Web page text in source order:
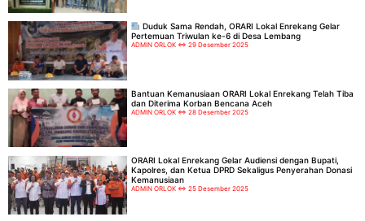
Duduk Sama Rendah, ORARI Lokal Enrekang Gelar
Pertemuan Triwulan ke-6 di Desa Lembang
ADMIN ORLOK 29 Desember 2025
Bantuan Kemanusiaan ORARI Lokal Enrekang Telah Tiba
dan Diterima Korban Bencana Aceh
ADMIN ORLOK 28 Desember 2025
ORARI Lokal Enrekang Gelar Audiensi dengan Bupati,
Kapolres, dan Ketua DPRD Sekaligus Penyerahan Donasi
Kemanusiaan
ADMIN ORLOK 25 Desember 2025